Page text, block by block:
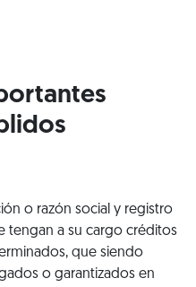
o razón social y registro
tengan a su cargo créditos
que siendo
o garantizados en